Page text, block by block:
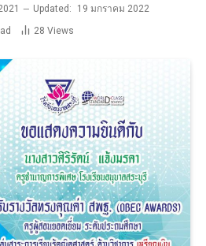
Updated:
19 มกราคม 2022
28 Views